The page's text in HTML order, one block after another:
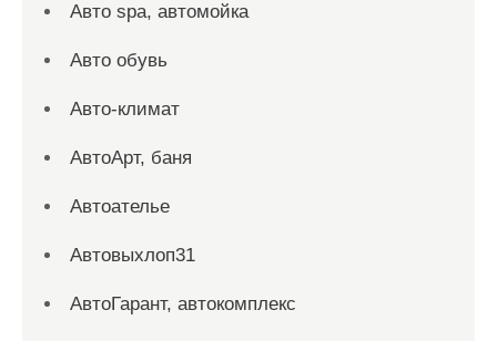
Авто spa, автомойка
Авто обувь
Авто-климат
АвтоАрт, баня
Автоателье
Автовыхлоп31
АвтоГарант, автокомплекс